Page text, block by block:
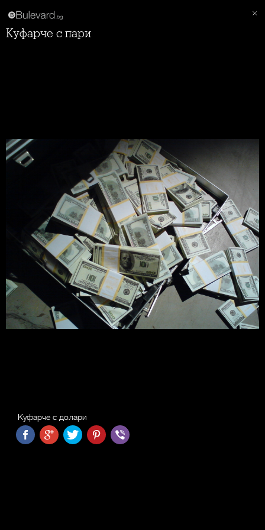
Куфарче с пари
Куфарче с долари